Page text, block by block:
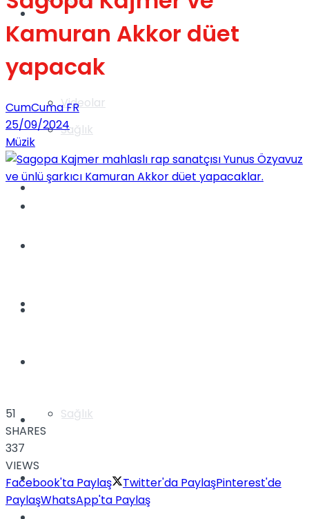
Videolar
Sağlık
Gündem
Yaşam
Sağlık
Müzik
Sinema
Kamuran Akkor düet
yapacak
CumCuma FR
25/09/2024
Müzik
51
SHARES
337
VIEWS
Facebook'ta Paylaş
Twitter'da PaylaşPinterest'de
PaylaşWhatsApp'ta Paylaş